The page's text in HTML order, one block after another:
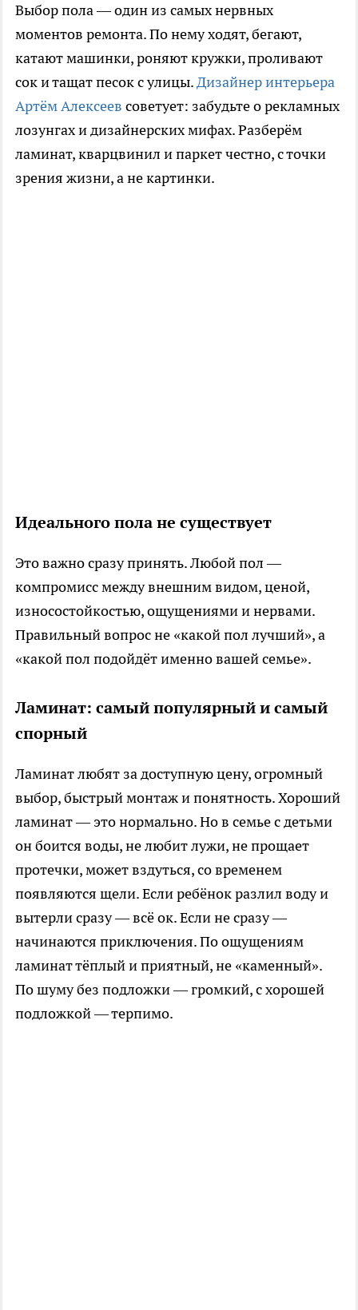
Выбор пола — один из самых нервных
моментов ремонта. По нему ходят, бегают,
катают машинки, роняют кружки, проливают
сок и тащат песок с улицы.Дизайнер интерьера
Артём Алексеев советует: забудьте о рекламных
лозунгах и дизайнерских мифах. Разберём
ламинат, кварцвинил и паркет честно, с точки
зрения жизни, а не картинки.
Идеального пола не существует
Это важно сразу принять. Любой пол —
компромисс между внешним видом, ценой,
износостойкостью, ощущениями и нервами.
Правильный вопрос не «какой пол лучший», а
«какой пол подойдёт именно вашей семье».
Ламинат: самый популярный и самый
спорный
Ламинат любят за доступную цену, огромный
выбор, быстрый монтаж и понятность. Хороший
ламинат — это нормально. Но в семье с детьми
он боится воды, не любит лужи, не прощает
протечки, может вздуться, со временем
появляются щели. Если ребёнок разлил воду и
вытерли сразу — всё ок. Если не сразу —
начинаются приключения. По ощущениям
ламинат тёплый и приятный, не «каменный».
По шуму без подложки — громкий, с хорошей
подложкой — терпимо.